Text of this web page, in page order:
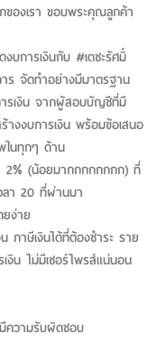
องเรา ขอบพระคุณลูกค้า
การเงินกับ #เตชะรัศมิ์
ร จัดทำอย่างมีมาตรฐาน
รเงิน จากผู้สอบบัญชีที่มี
างงบการเงิน พร้อมข้อเสนอ
ในทุกๆ ด้าน
(น้อยมากกกกกกกก) ที่
ลา 20 ที่ผ่านมา
ง่าย
ภาษีเงินได้ที่ต้องชำระ ราย
งิน ไม่มีเซอร์ไพรส์แน่นอน
ความรับผิดชอบ